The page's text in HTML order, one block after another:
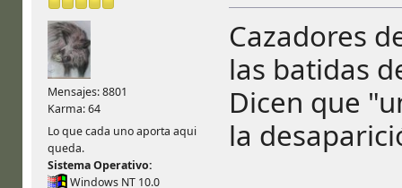
Mensajes: 8801
Karma: 64
Lo que cada uno aporta aqui
queda.
Sistema Operativo:
Windows NT 10.0
Cazadores
las batidas
Dicen que
la